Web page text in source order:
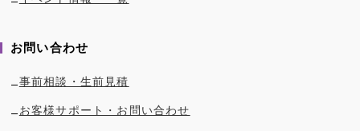
お問い合わせ
事前相談・生前見積
お客様サポート・お問い合わせ